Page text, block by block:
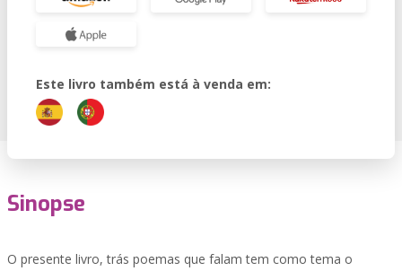
Este livro também está à venda em:
Sinopse
O presente livro, trás poemas que falam tem como tema o